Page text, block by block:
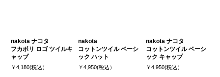
nakota ナコタ
フカボリ ロゴ ツイルキ
ャップ
￥4,180(税込）
nakota
コットンツイル ベーシ
ック ハット
￥4,950(税込）
nakota ナコタ
コットンツイル ベーシ
ック キャップ
￥4,950(税込）